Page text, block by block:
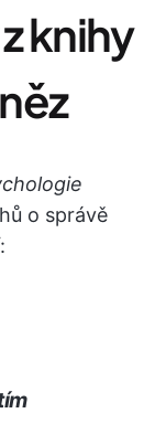
knihy
o správě